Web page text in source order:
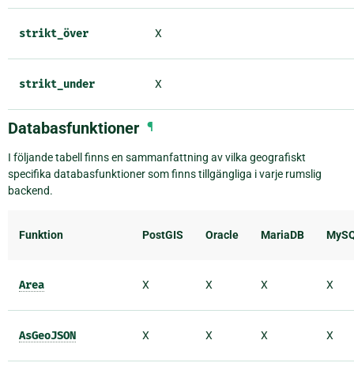
strikt_över X
strikt_under X
Databasfunktioner ¶
I följande tabell finns en sammanfattning av vilka geografiskt
specifika databasfunktioner som finns tillgängliga i varje rumslig
backend.
Funktion PostGIS Oracle MariaDB
Area X X X X
AsGeoJSON X X X X